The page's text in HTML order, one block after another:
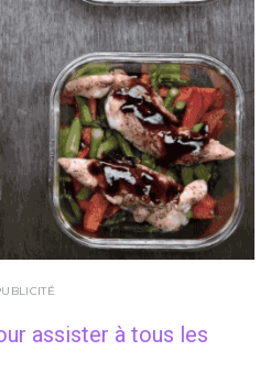
assister à tous les